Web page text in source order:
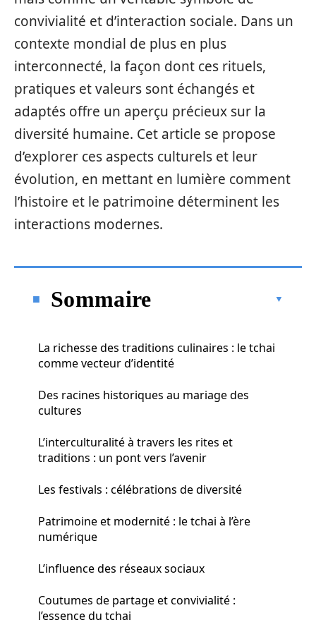
convivialité et d’interaction sociale. Dans un
contexte mondial de plus en plus
interconnecté, la façon dont ces rituels,
pratiques et valeurs sont échangés et
adaptés offre un aperçu précieux sur la
diversité humaine. Cet article se propose
d’explorer ces aspects culturels et leur
évolution, en mettant en lumière comment
l’histoire et le patrimoine déterminent les
interactions modernes.
Sommaire
La richesse des traditions culinaires : le tchai
comme vecteur d’identité
Des racines historiques au mariage des
cultures
L’interculturalité à travers les rites et
traditions : un pont vers l’avenir
Les festivals : célébrations de diversité
Patrimoine et modernité : le tchai à l’ère
numérique
L’influence des réseaux sociaux
Coutumes de partage et convivialité :
l’essence du tchai